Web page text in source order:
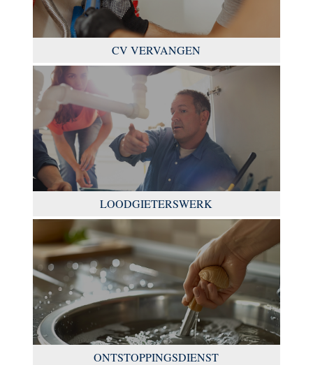
CV VERVANGEN
LOODGIETERSWERK
ONTSTOPPINGSDIENST